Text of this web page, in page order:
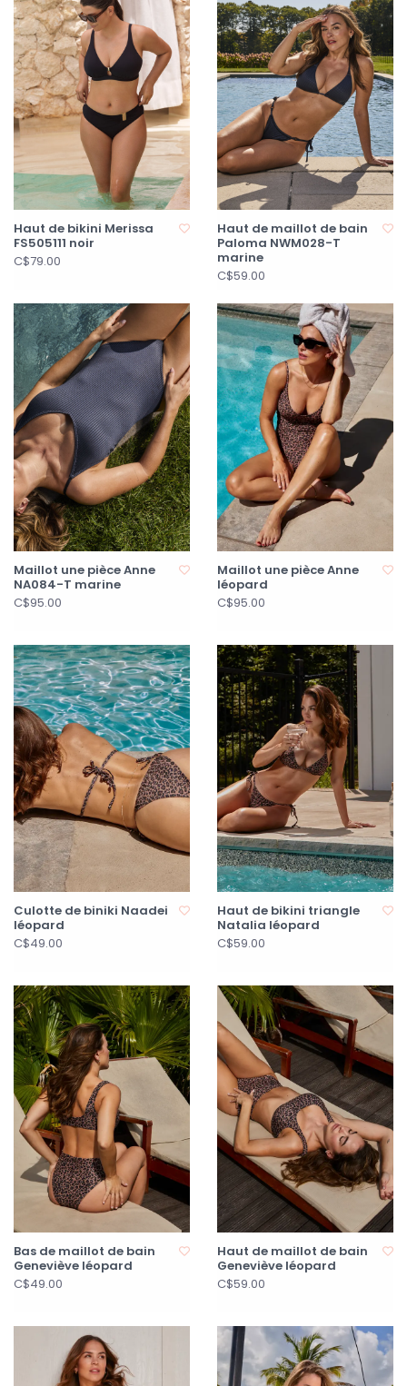
Haut de bikini Merissa
FS505111 noir
C$79.00
Haut de maillot de bain
Paloma NWM028-T
marine
C$59.00
Maillot une pièce Anne
NA084-T marine
C$95.00
Maillot une pièce Anne
léopard
C$95.00
Culotte de biniki Naadei
léopard
C$49.00
Haut de bikini triangle
Natalia léopard
C$59.00
Bas de maillot de bain
Geneviève léopard
C$49.00
Haut de maillot de bain
Geneviève léopard
C$59.00